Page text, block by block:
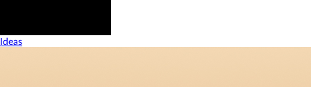
Ideas